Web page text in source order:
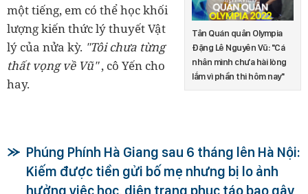
Tân Quán quân Olympia
Đặng Lê Nguyên Vũ: "Cá
nhân mình chưa hài lòng
lắm vì phần thi hôm nay"
một tiếng, em có thể học khối
lượng kiến thức lý thuyết Vật
lý của nửa kỳ. "Tôi chưa từng
thất vọng về Vũ", cô Yến cho
hay.
Phúng Phính Hà Giang sau 6 tháng lên Hà Nội:
Kiếm được tiền gửi bố mẹ nhưng bị lo ảnh
hưởng việc học, diện trang phục táo bạo gây